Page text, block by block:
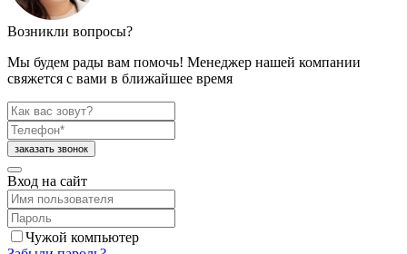
Возникли вопросы?
Мы будем рады вам помочь! Менеджер нашей компании
свяжется с вами в ближайшее время
Вход на сайт
Чужой компьютер